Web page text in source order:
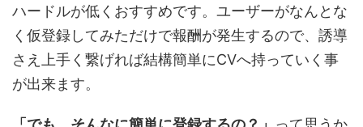
ハードルが低くおすすめです。ユーザーがなんとな
く仮登録してみただけで報酬が発生するので、誘導
さえ上手く繋げれば結構簡単にCVへ持っていく事
が出来ます。